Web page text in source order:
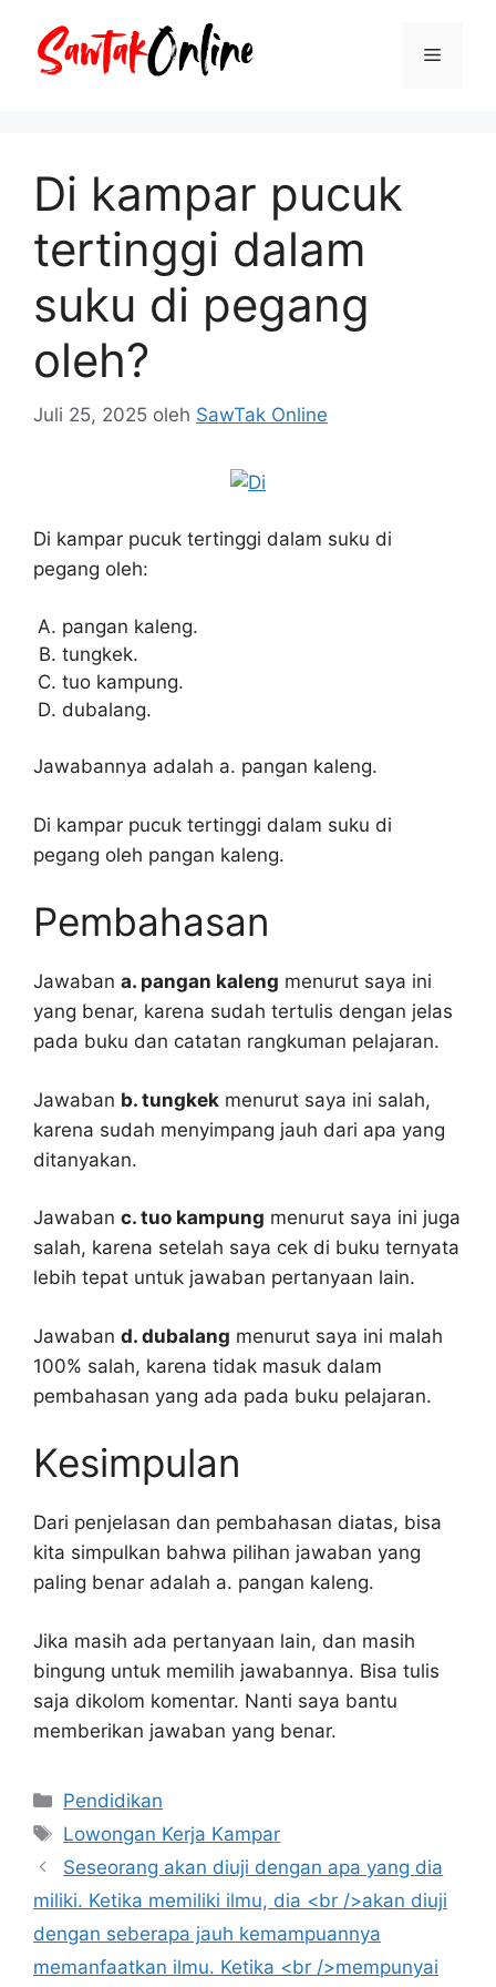
Menu
Di kampar pucuk
tertinggi dalam
suku di pegang
oleh?
Juli 25, 2025 oleh SawTak Online
Di kampar pucuk tertinggi dalam suku di
pegang oleh:
pangan kaleng.
tungkek.
tuo kampung.
dubalang.
Jawabannya adalah a. pangan kaleng.
Di kampar pucuk tertinggi dalam suku di
pegang oleh pangan kaleng.
Pembahasan
Jawaban a. pangan kaleng menurut saya ini
yang benar, karena sudah tertulis dengan jelas
pada buku dan catatan rangkuman pelajaran.
Jawaban b. tungkek menurut saya ini salah,
karena sudah menyimpang jauh dari apa yang
ditanyakan.
Jawaban c. tuo kampung menurut saya ini juga
salah, karena setelah saya cek di buku ternyata
lebih tepat untuk jawaban pertanyaan lain.
Jawaban d. dubalang menurut saya ini malah
100% salah, karena tidak masuk dalam
pembahasan yang ada pada buku pelajaran.
Kesimpulan
Dari penjelasan dan pembahasan diatas, bisa
kita simpulkan bahwa pilihan jawaban yang
paling benar adalah a. pangan kaleng.
Jika masih ada pertanyaan lain, dan masih
bingung untuk memilih jawabannya. Bisa tulis
saja dikolom komentar. Nanti saya bantu
memberikan jawaban yang benar.
Kategori
Pendidikan
Tag
Lowongan Kerja Kampar
Seseorang akan diuji dengan apa yang dia
miliki. Ketika memiliki ilmu, dia <br />akan diuji
dengan seberapa jauh kemampuannya
memanfaatkan ilmu. Ketika <br />mempunyai